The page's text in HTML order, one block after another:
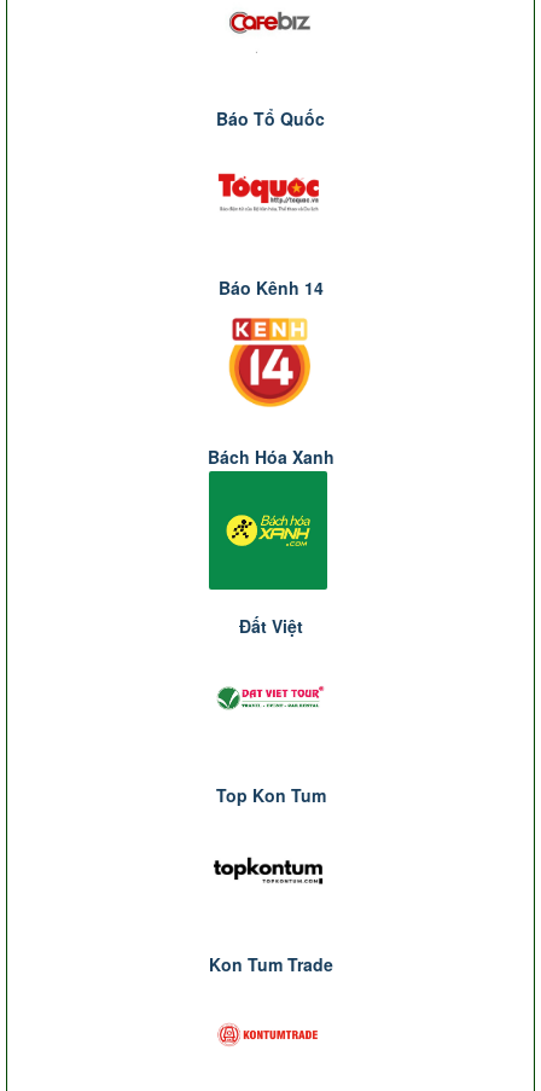
Báo Tổ Quốc
Báo Kênh 14
Bách Hóa Xanh
Đất Việt
Top Kon Tum
Kon Tum Trade